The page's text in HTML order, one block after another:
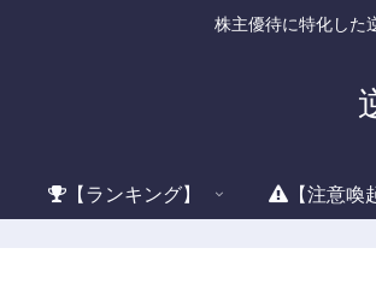
株主優待に特化した
【ランキング】 【注意喚